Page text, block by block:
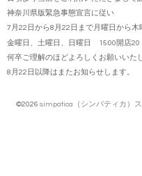
神奈川県版緊急事態宣言に従い
7月22日から8月22日まで月曜日から木
金曜日、土曜日、日曜日 15:00開店20
何卒ご理解のほどよろしくお願いいた
8月22日以降はまたお知らせします。
©2026 simpatica（シンパティカ）